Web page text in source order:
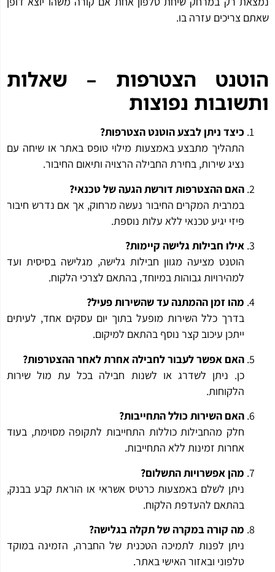
שאתם צריכים עזרה בו.
הוטנט הצטרפות – שאלות
ותשובות נפוצות
כיצד ניתן לבצע הוטנט הצטרפות?
התהליך מתבצע באמצעות מילוי טופס באתר או שיחה עם
נציג שירות, בחירת החבילה הרצויה ותיאום החיבור.
האם ההצטרפות דורשת הגעה של טכנאי?
במרבית המקרים החיבור נעשה מרחוק, אך אם נדרש חיבור
פיזי יגיע טכנאי ללא עלות נוספת.
אילו חבילות גלישה קיימות?
הוטנט מציעה מגוון חבילות גלישה, מגלישה בסיסית ועד
למהירויות גבוהות במיוחד, בהתאם לצרכי הלקוח.
מהו זמן ההמתנה עד שהשירות פעיל?
בדרך כלל השירות מופעל בתוך יום עסקים אחד, לעיתים
ייתכן עיכוב קצר נוסף בהתאם למיקום.
האם אפשר לעבור לחבילה אחרת לאחר ההצטרפות?
כן. ניתן לשדרג או לשנות חבילה בכל עת מול שירות
הלקוחות.
האם השירות כולל התחייבות?
חלק מהחבילות כוללות התחייבות לתקופה מסוימת, בעוד
אחרות זמינות ללא התחייבות.
מהן אפשרויות התשלום?
ניתן לשלם באמצעות כרטיס אשראי או הוראת קבע בבנק,
בהתאם להעדפת הלקוח.
מה קורה במקרה של תקלה בגלישה?
ניתן לפנות לתמיכה הטכנית של החברה, הזמינה במוקד
טלפוני ובאזור האישי באתר.